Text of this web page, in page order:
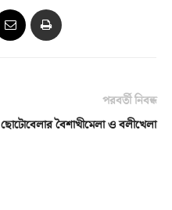
পরবর্তী নিবন্ধ
ছোটোবেলার বৈশাখীমেলা ও বলীখেলা